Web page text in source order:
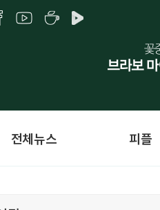
전체뉴스 피플